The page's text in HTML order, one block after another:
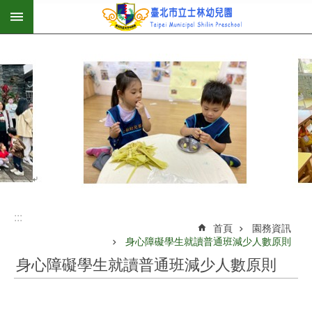
跳到主要內容區塊
:::
首頁
園務資訊
身心障礙學生就讀普通班減少人數原則
身心障礙學生就讀普通班減少人數原則